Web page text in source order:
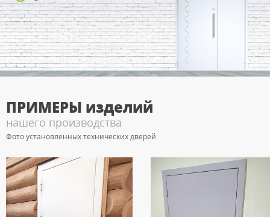
ПРИМЕРЫ изделий
нашего производства
Фото установленных технических дверей